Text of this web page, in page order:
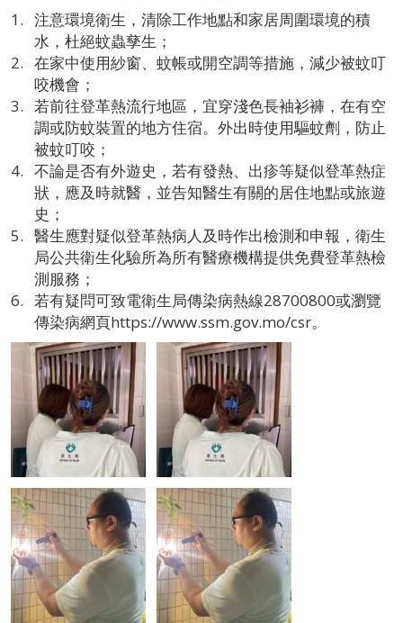
注意環境衛生，清除工作地點和家居周圍環境的積
水，杜絕蚊蟲孳生；
在家中使用紗窗、蚊帳或開空調等措施，減少被蚊叮
咬機會；
若前往登革熱流行地區，宜穿淺色長袖衫褲，在有空
調或防蚊裝置的地方住宿。外出時使用驅蚊劑，防止
被蚊叮咬；
不論是否有外遊史，若有發熱、出疹等疑似登革熱症
狀，應及時就醫，並告知醫生有關的居住地點或旅遊
史；
醫生應對疑似登革熱病人及時作出檢測和申報，衛生
局公共衛生化驗所為所有醫療機構提供免費登革熱檢
測服務；
若有疑問可致電衛生局傳染病熱線28700800或瀏覽
傳染病網頁https://www.ssm.gov.mo/csr。